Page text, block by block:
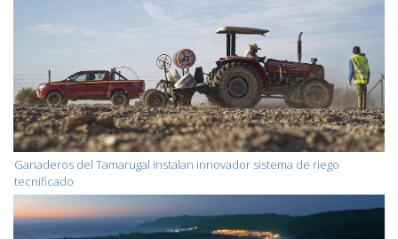
Ganaderos del Tamarugal instalan innovador sistema de riego
tecnificado